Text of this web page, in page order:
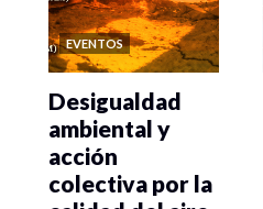
EVENTOS
Desigualdad
ambiental y
acción
colectiva por la